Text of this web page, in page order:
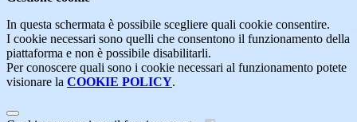
In questa schermata è possibile scegliere quali cookie consentire.
I cookie necessari sono quelli che consentono il funzionamento della
piattaforma e non è possibile disabilitarli.
Per conoscere quali sono i cookie necessari al funzionamento potete
visionare la COOKIE POLICY.